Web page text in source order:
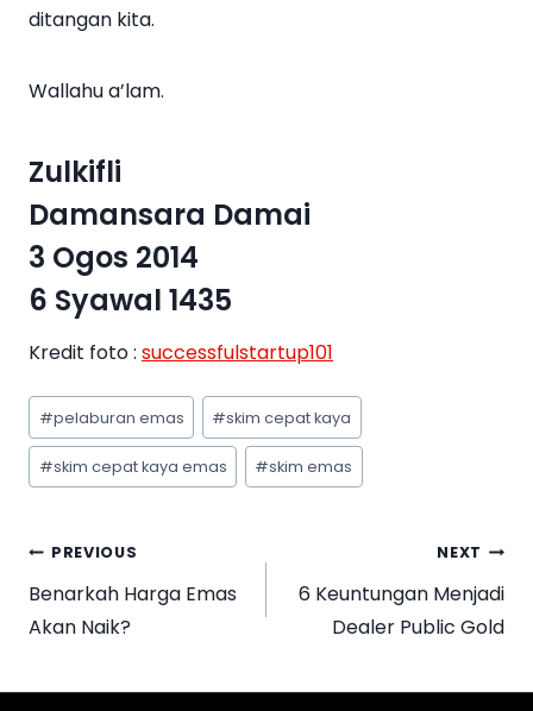
ditangan kita.
Wallahu a’lam.
Zulkifli
Damansara Damai
3 Ogos 2014
6 Syawal 1435
Kredit foto : successfulstartup101
#pelaburan emas #skim cepat kaya
#skim cepat kaya emas #skim emas
PREVIOUS
Benarkah Harga Emas
Akan Naik?
NEXT
6 Keuntungan Menjadi
Dealer Public Gold